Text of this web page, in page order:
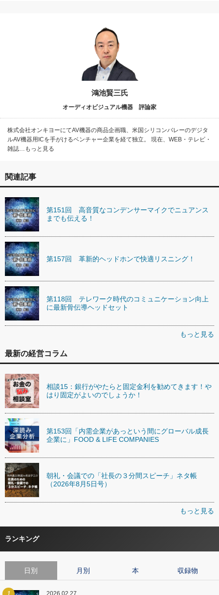
鴻池賢三氏
オーディオビジュアル機器 評論家
株式会社オンキヨーにてAV機器の商品企画職、米国シリコンバレーのデジタ
ルAV機器用ICを手がけるベンチャー企業を経て独立。 現在、WEB・テレビ・
雑誌…もっと見る
関連記事
第151回 高音質なコンデンサーマイクでニュアンス
までも伝える！
第157回 革新的ヘッドホンで快適リスニング！
第118回 テレワーク時代のコミュニケーション向上
に最新骨伝導ヘッドセット
もっと見る
最新の経営コラム
相談15：銀行がやたらと固定金利を勧めてきます！や
はり固定がよいのでしょうか！
第153回「内需企業があっという間にグローバル成長
企業に」FOOD & LIFE COMPANIES
朝礼・会議での「社長の３分間スピーチ」ネタ帳
（2026年8月5日号）
もっと見る
ランキング
日別 月別 本 収録物
2026.02.27